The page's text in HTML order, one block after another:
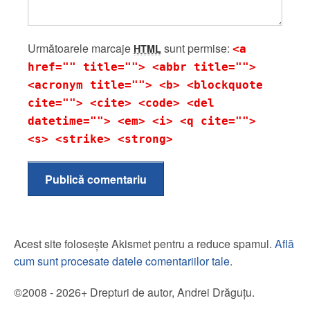
Următoarele marcaje HTML sunt permise: <a
href="" title=""> <abbr title="">
<acronym title=""> <b> <blockquote
cite=""> <cite> <code> <del
datetime=""> <em> <i> <q cite="">
<s> <strike> <strong>
Publică comentariu
Acest site folosește Akismet pentru a reduce spamul. Află
cum sunt procesate datele comentariilor tale.
©2008 - 2026+ Drepturi de autor, Andrei Drăguțu.